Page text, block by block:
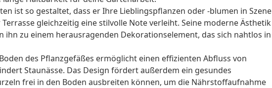
ist so gestaltet, dass er Ihre Lieblingspflanzen oder -blumen in Szene
gleichzeitig eine stilvolle Note verleiht. Seine moderne Ästhetik
ihn zu einem herausragenden Dekorationselement, das sich nahtlos in
des Pflanzgefäßes ermöglicht einen effizienten Abfluss von
Staunässe. Das Design fördert außerdem ein gesundes
frei in den Boden ausbreiten können, um die Nährstoffaufnahme